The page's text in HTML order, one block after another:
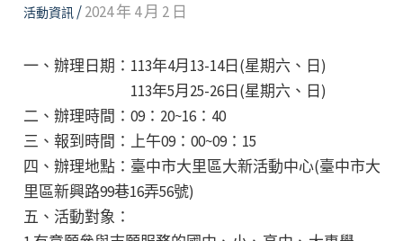
活動資訊/2024 年 4 月 2 日
一、辦理日期：113年4月13-14日(星期六、日)
113年5月25-26日(星期六、日)
二、辦理時間：09：20~16：40
三、報到時間：上午09：00~09：15
四、辦理地點：臺中市大里區大新活動中心(臺中市大
里區新興路99巷16弄56號)
五、活動對象：